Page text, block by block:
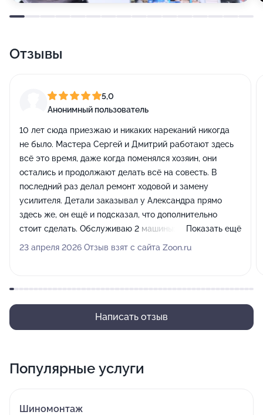
Отзывы
5,0
Анонимный пользователь
10 лет сюда приезжаю и никаких нареканий никогда
не было. Мастера Сергей и Дмитрий работают здесь
всё это время, даже когда поменялся хозяин, они
остались и продолжают делать всё на совесть. В
последний раз делал ремонт ходовой и замену
усилителя. Детали заказывал у Александра прямо
здесь же, он ещё и подсказал, что дополнительно
стоит сделать. Обслуживаю 2 машины: Kia и Nissan.
Ребята делают скидку как соседу, это приятно, но
Показать ещё
23 апреля 2026 Отзыв взят с сайта Zoon.ru
Написать отзыв
Популярные услуги
Шиномонтаж